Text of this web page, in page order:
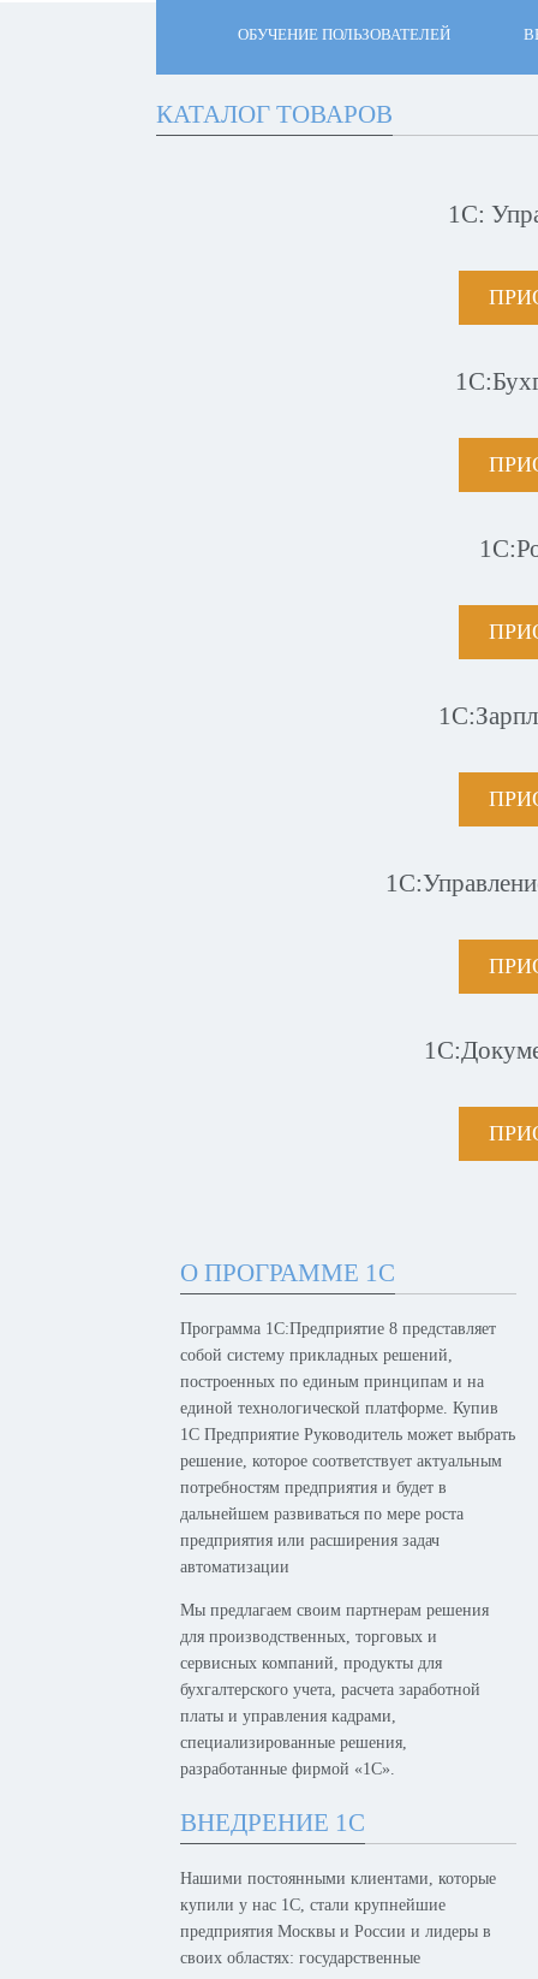
ОБУЧЕНИЕ ПОЛЬЗОВАТЕЛЕЙ
КАТАЛОГ ТОВАРОВ
1С:
О ПРОГРАММЕ 1С
Программа 1С:Предприятие 8 представляет
собой систему прикладных решений,
построенных по единым принципам и на
единой технологической платформе. Купив
1С Предприятие Руководитель может выбрать
решение, которое соответствует актуальным
потребностям предприятия и будет в
дальнейшем развиваться по мере роста
предприятия или расширения задач
автоматизации
Мы предлагаем своим партнерам решения
для производственных, торговых и
сервисных компаний, продукты для
бухгалтерского учета, расчета заработной
платы и управления кадрами,
специализированные решения,
разработанные фирмой «1С».
ВНЕДРЕНИЕ 1С
Нашими постоянными клиентами, которые
купили у нас 1С, стали крупнейшие
предприятия Москвы и России и лидеры в
своих областях: государственные